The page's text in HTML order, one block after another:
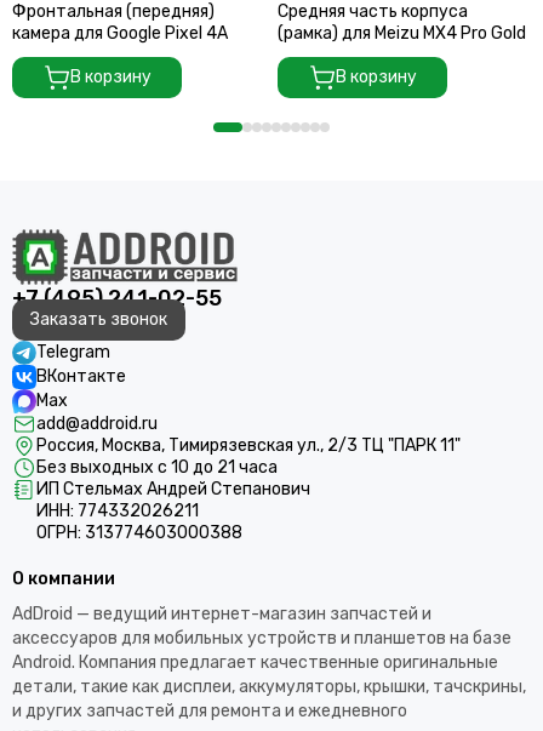
Фронтальная (передняя)
камера для Google Pixel 4A
В корзину
Средняя часть корпуса
(рамка) для Meizu MX4 Pro Gold
В корзину
+7 (495) 241-02-55
Заказать звонок
Telegram
ВКонтакте
Max
add@addroid.ru
Россия, Москва, Тимирязевская ул., 2/3 ТЦ "ПАРК 11"
Без выходных с 10 до 21 часа
ИП Стельмах Андрей Степанович
ИНН: 774332026211
ОГРН: 313774603000388
О компании
AdDroid — ведущий интернет-магазин запчастей и
аксессуаров для мобильных устройств и планшетов на базе
Android. Компания предлагает качественные оригинальные
детали, такие как дисплеи, аккумуляторы, крышки, тачскрины,
и других запчастей для ремонта и ежедневного